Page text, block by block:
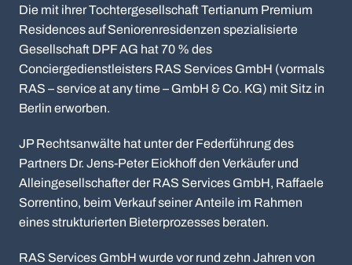
Die mit ihrer Tochtergesellschaft Tertianum Premium
Residences auf Seniorenresidenzen spezialisierte
Gesellschaft DPF AG hat 70 % des
Conciergedienstleisters RAS Services GmbH (vormals
RAS – service at any time – GmbH & Co. KG) mit Sitz in
Berlin erworben.
JP Rechtsanwälte hat unter der Federführung des
Partners Dr. Jens-Peter Eickhoff den Verkäufer und
Alleingesellschafter der RAS Services GmbH, Raffaele
Sorrentino, beim Verkauf seiner Anteile im Rahmen
eines strukturierten Bieterprozesses beraten.
RAS Services GmbH wurde vor rund zehn Jahren von